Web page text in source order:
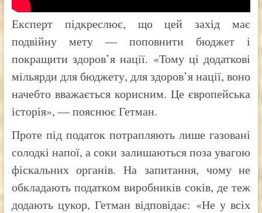
Експерт підкреслює, що цей захід має
подвійну мету — поповнити бюджет і
покращити здоров’я нації. «Тому ці додаткові
мільярди для бюджету, для здоров’я нації, воно
начебто вважається корисним. Це європейська
історія», — пояснює Гетман.
Проте під податок потрапляють лише газовані
солодкі напої, а соки залишаються поза увагою
фіскальних органів. На запитання, чому не
обкладають податком виробників соків, де теж
додають цукор, Гетман відповідає: «Не у всіх